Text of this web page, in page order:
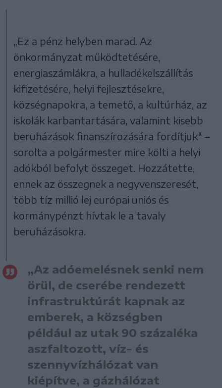
„Ez a pénz helyben marad. Az
önkormányzat működtetésére,
energiaszámlákra, a hulladékelszállítás
kifizetésére, helyi fejlesztésekre,
községnapokra, a temető, a kultúrház, az
iskolák karbantartására, valamint kisebb
beruházások finanszírozására fordítjuk" –
sorolta a polgármester mire költi a helyi
adókból befolyt összeget. Hozzátette,
ennek az összegnek a negyvenszeresét,
több tíz millió lej európai uniós és
kormánypénzt hívtak le a tavaly
beruházásokra.
„Az adóemelésnek senki nem
örül, de cserébe rendezett
infrastruktúrát kapnak az
emberek, a községben
például az utak 90 százaléka
aszfaltozott, víz- és
szennyvízhálózat van
kiépítve, a gázhálózat